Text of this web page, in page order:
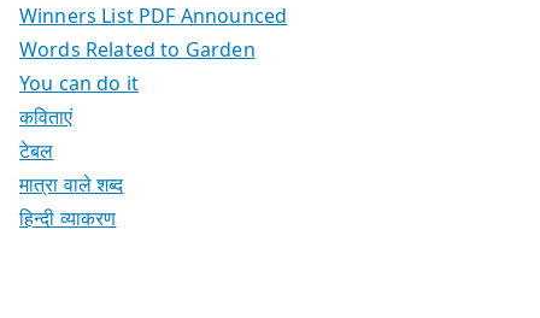
Winners List PDF Announced
Words Related to Garden
You can do it
कविताएं
टेबल
मात्रा वाले शब्द
हिन्दी व्याकरण